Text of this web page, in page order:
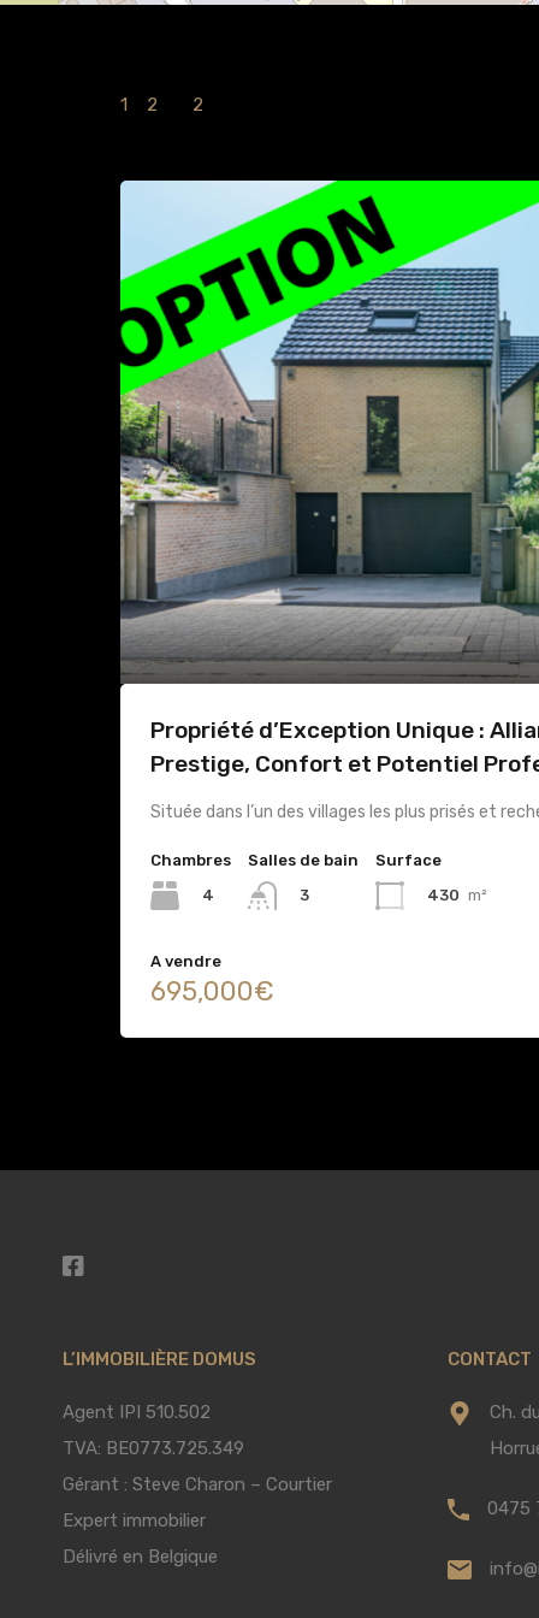
1 2 2
Propriété d’Exception Unique :
Prestige, Confort et Potentiel
Située dans l’un des villages les plus prisés et
Chambres
4
Salles de bain
3
Surface
430 m²
A vendre
695,000€
L’IMMOBILIÈRE DOMUS
Agent IPI 510.502
TVA: BE0773.725.349
Gérant : Steve Charon – Courtier
Expert immobilier
Délivré en Belgique
CONTACT
Ch.
0475